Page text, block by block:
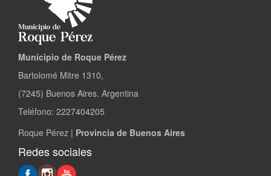
Municipio de Roque Pérez
Bartolomé Mitre 1310,
(7245) Buenos Aires. Argentina
Teléfono: 2227404205
Roque Pérez | Provincia de Buenos Aires
Redes sociales